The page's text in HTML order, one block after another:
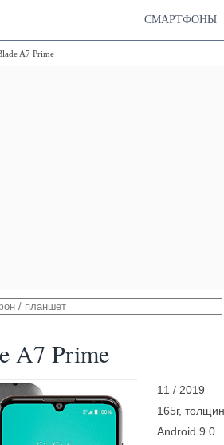
СМАРТФОНЫ
A7 Prime
A7 Prime
11 / 2019
165г,
Android 9.0